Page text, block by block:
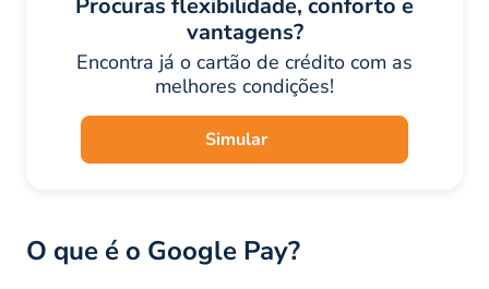
Procuras flexibilidade, conforto e
vantagens?
Encontra já o cartão de crédito com as
melhores condições!
Simular
O que é o Google Pay?